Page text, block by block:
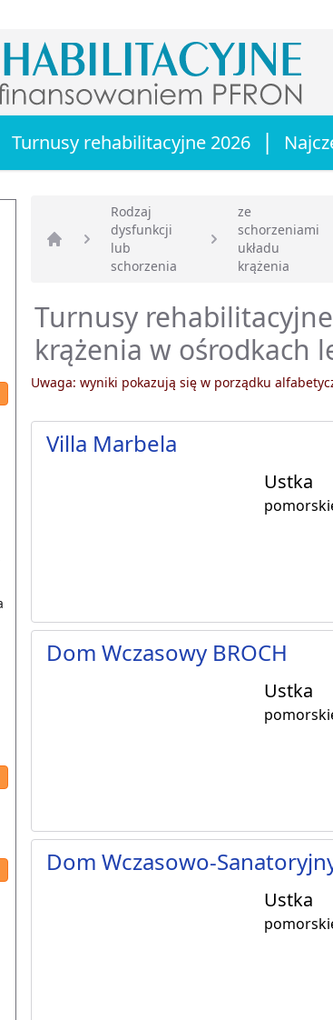
Turnusy rehabilitacyjne 2026 |
Strona główna
Rodzaj
dysfunkcji
lub
schorzenia
ze
schorzeniami
układu
krążenia
Turnusy
krążenia w ośrodkach
Uwaga: wyniki pokazują się w porządku
Villa Marbela
Ustka
Dom Wczasowy BROCH
Ustka
Dom Wczasowo-
Ustka